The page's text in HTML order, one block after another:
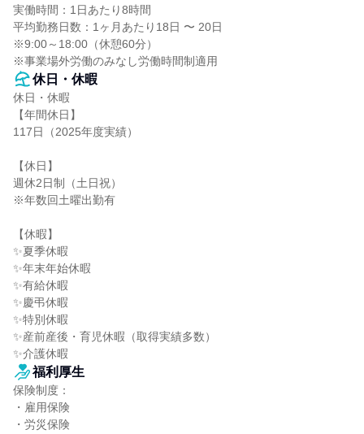
実働時間：1日あたり8時間
平均勤務日数：1ヶ月あたり18日 〜 20日
※9:00～18:00（休憩60分）
※事業場外労働のみなし労働時間制適用
休日・休暇
休日・休暇
【年間休日】
117日（2025年度実績）
【休日】
週休2日制（土日祝）
※年数回土曜出勤有
【休暇】
✨夏季休暇
✨年末年始休暇
✨有給休暇
✨慶弔休暇
✨特別休暇
✨産前産後・育児休暇（取得実績多数）
✨介護休暇
福利厚生
保険制度：
・雇用保険
・労災保険